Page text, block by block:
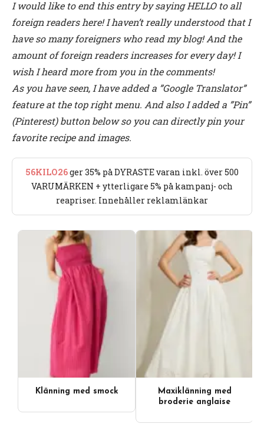
I would like to end this entry by saying HELLO to all
foreign readers here! I haven’t really understood that I
have so many foreigners who read my blog! And the
amount of foreign readers increases for every day! I
wish I heard more from you in the comments!
As you have seen, I have added a ”Google Translator”
feature at the top right menu. And also I added a ”Pin”
(Pinterest) button below so you can directly pin your
favorite recipe and images.
56KILO26ger 35% på DYRASTE varan inkl. över 500
VARUMÄRKEN + ytterligare 5% på kampanj- och
reapriser. Innehåller reklamlänkar
Klänning med smock
Maxiklänning med
broderie anglaise